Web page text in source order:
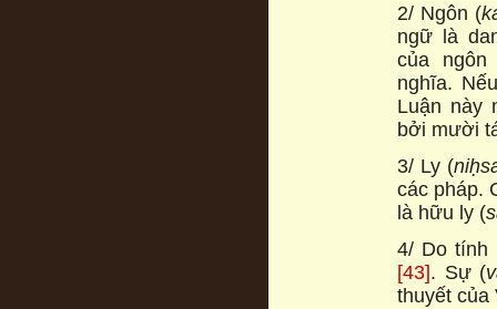
2/ Ngôn (
ngữ là
của
nghĩa.
Luận này
bởi mười
3/ Ly (
các pháp.
là hữu ly (
4/ Do tính
[43]. Sự (
thuyết của